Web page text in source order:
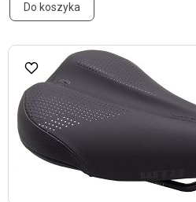
Do koszyka